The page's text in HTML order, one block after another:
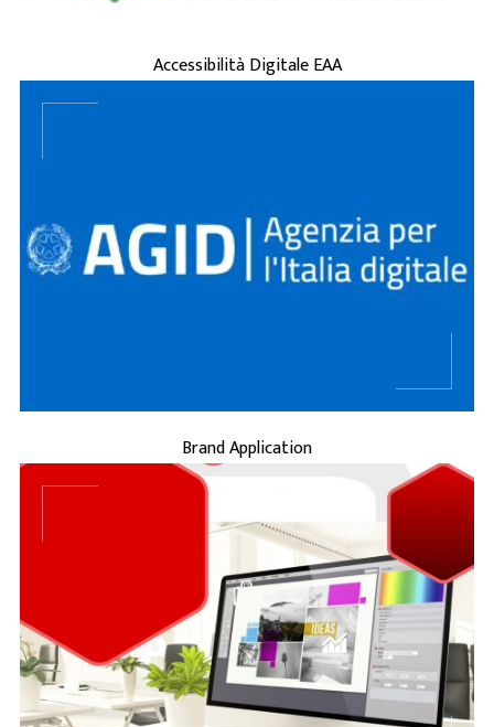
Accessibilità Digitale EAA
...
Brand Application
BRAND IDENTITY